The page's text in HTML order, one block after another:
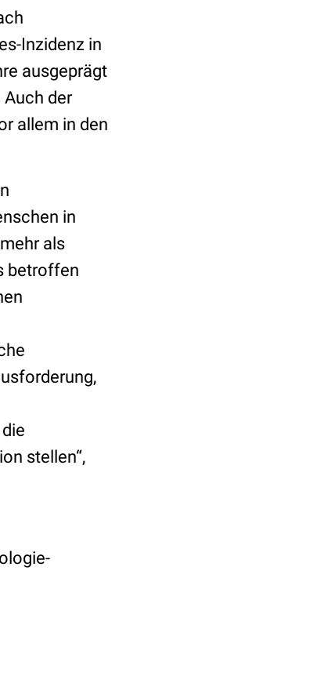
Inzidenz in
ausgeprägt
der
allem in den
in
als
betroffen
stellen“,